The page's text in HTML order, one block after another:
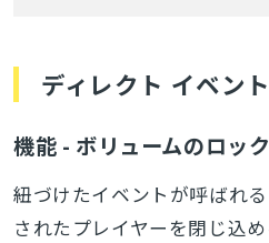
ディレクト イベン
機能 - ボリュームのロッ
紐づけたイベントが呼ばれ
されたプレイヤーを閉じ込め